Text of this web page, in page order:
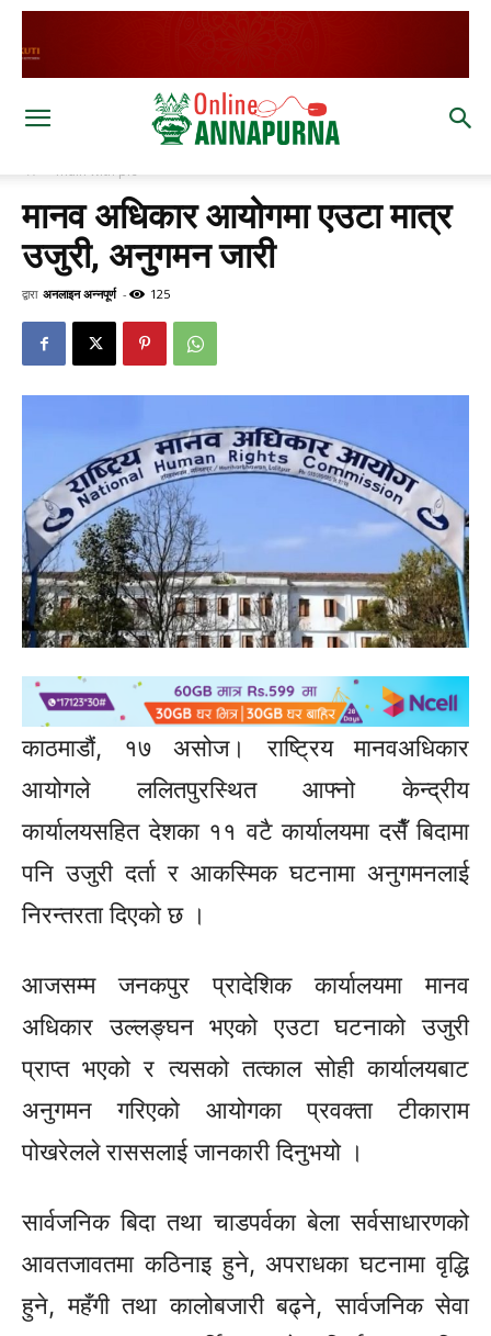
घर main with pic
मानव अधिकार आयोगमा एउटा मात्र
उजुरी, अनुगमन जारी
द्वारा अनलाइन अन्नपूर्ण - 125
काठमाडौं, १७ असोज। राष्ट्रिय मानवअधिकार
आयोगले ललितपुरस्थित आफ्नो केन्द्रीय
कार्यालयसहित देशका ११ वटै कार्यालयमा दसैँ बिदामा
पनि उजुरी दर्ता र आकस्मिक घटनामा अनुगमनलाई
निरन्तरता दिएको छ ।
आजसम्म जनकपुर प्रादेशिक कार्यालयमा मानव
अधिकार उल्लङ्घन भएको एउटा घटनाको उजुरी
प्राप्त भएको र त्यसको तत्काल सोही कार्यालयबाट
अनुगमन गरिएको आयोगका प्रवक्ता टीकाराम
पोखरेलले राससलाई जानकारी दिनुभयो ।
सार्वजनिक बिदा तथा चाडपर्वका बेला सर्वसाधारणको
आवतजावतमा कठिनाइ हुने, अपराधका घटनामा वृद्धि
हुने, महँगी तथा कालोबजारी बढ्ने, सार्वजनिक सेवा